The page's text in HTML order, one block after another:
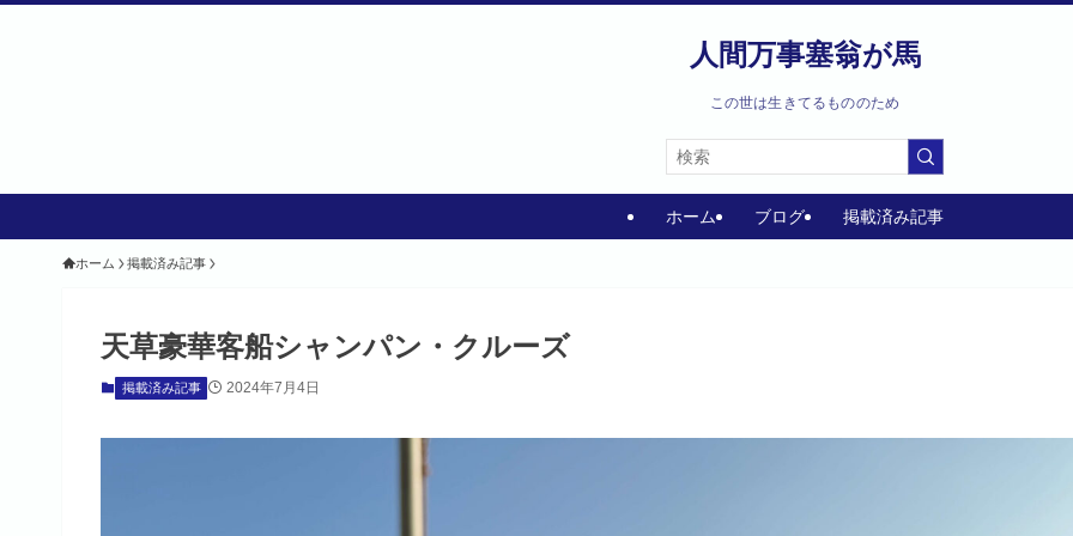
人間万事塞翁が馬
この世は生きてるもののため
ホーム ブログ 掲載済み記事
ホーム 掲載済み記事
天草豪華客船シャンパン・クルーズ
掲載済み記事 2024年7月4日